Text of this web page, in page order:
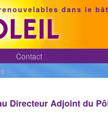
dans le
Contact
Directeur Adjoint du